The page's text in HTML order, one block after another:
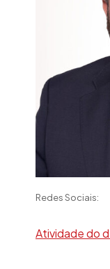
Redes Sociais:
Atividade do